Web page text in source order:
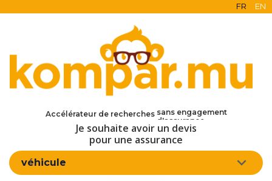
FR EN
Accélérateur de recherches
en ligne
d'assurance
Je souhaite avoir un devis
pour une assurance
véhicule